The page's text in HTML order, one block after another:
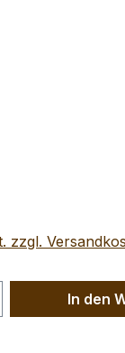
zzgl.
GibIn den